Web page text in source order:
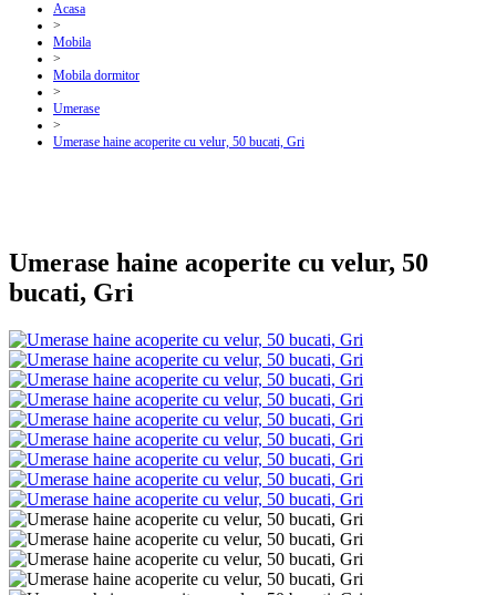
Acasa
>
Mobila
>
Mobila dormitor
>
Umerase
>
Umerase haine acoperite cu velur, 50 bucati, Gri
Umerase haine acoperite cu velur, 50
bucati, Gri